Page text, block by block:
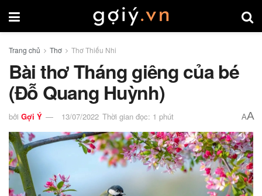
Trang chủ Thơ Thơ Thiếu Nhi
Bài thơ Tháng giêng của bé
(Đỗ Quang Huỳnh)
bởi Gợi Ý 13/07/2022 Thời gian đọc: 1 phút AA